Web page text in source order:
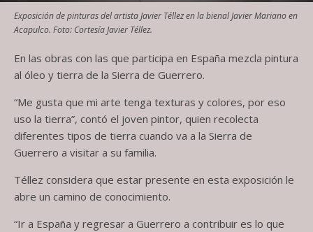
Exposición de pinturas del artista Javier Téllez en la bienal Javier Mariano en
Acapulco. Foto: Cortesía Javier Téllez.
En las obras con las que participa en España mezcla pintura
al óleo y tierra de la Sierra de Guerrero.
“Me gusta que mi arte tenga texturas y colores, por eso
uso la tierra”, contó el joven pintor, quien recolecta
diferentes tipos de tierra cuando va a la Sierra de
Guerrero a visitar a su familia.
Téllez considera que estar presente en esta exposición le
abre un camino de conocimiento.
“Ir a España y regresar a Guerrero a contribuir es lo que